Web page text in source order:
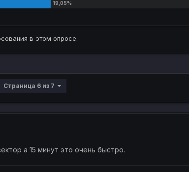
в этом опросе.
Страница 6 из 7
а 15 минут это очень быстро.